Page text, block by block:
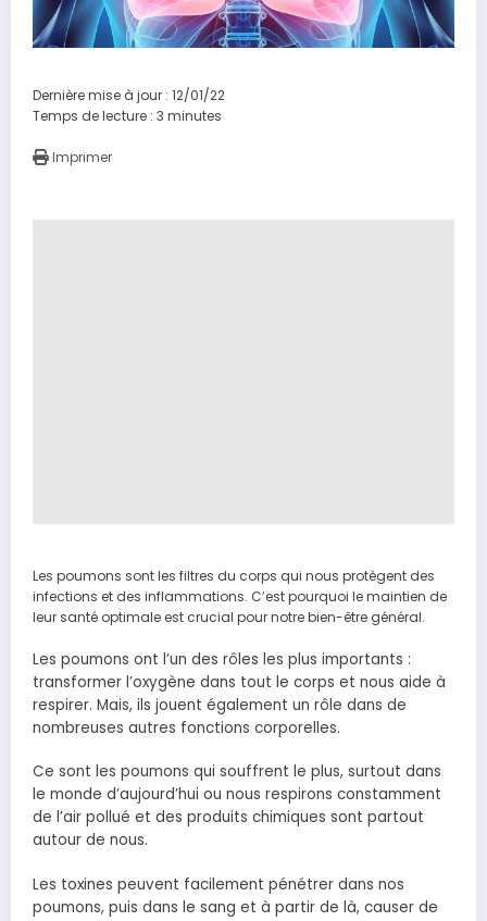
Dernière mise à jour : 12/01/22
Temps de lecture : 3 minutes
Imprimer
Les poumons sont les filtres du corps qui nous protègent des
infections et des inflammations. C’est pourquoi le maintien de
leur santé optimale est crucial pour notre bien-être général.
Les poumons ont l’un des rôles les plus importants :
transformer l’oxygène dans tout le corps et nous aide à
respirer. Mais, ils jouent également un rôle dans de
nombreuses autres fonctions corporelles.
Ce sont les poumons qui souffrent le plus, surtout dans
le monde d’aujourd’hui ou nous respirons constamment
de l’air pollué et des produits chimiques sont partout
autour de nous.
Les toxines peuvent facilement pénétrer dans nos
poumons, puis dans le sang et à partir de là, causer de